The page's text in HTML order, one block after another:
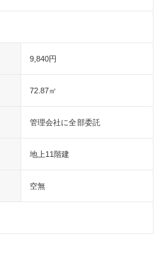
9,840円
72.87㎡
管理会社に全部委託
地上11階建
空無